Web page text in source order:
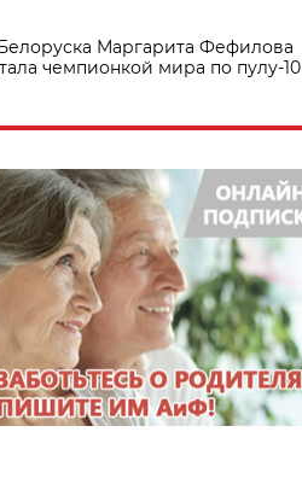
Маргарита Фефилова
чемпионкой мира по пулу-10